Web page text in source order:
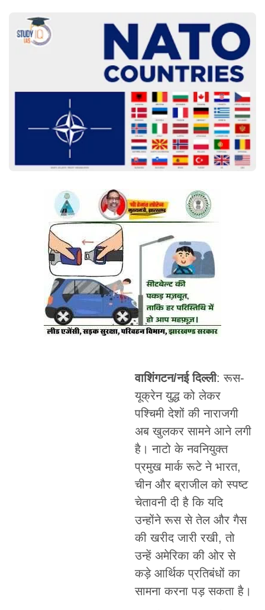
वाशिंगटन/नई दिल्ली: रूस-
यूक्रेन युद्ध को लेकर
पश्चिमी देशों की नाराजगी
अब खुलकर सामने आने लगी
है। नाटो के नवनियुक्त
प्रमुख मार्क रूटे ने भारत,
चीन और ब्राजील को स्पष्ट
चेतावनी दी है कि यदि
उन्होंने रूस से तेल और गैस
की खरीद जारी रखी, तो
उन्हें अमेरिका की ओर से
कड़े आर्थिक प्रतिबंधों का
सामना करना पड़ सकता है।